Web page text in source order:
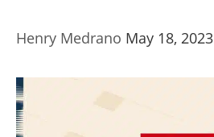
Henry Medrano May 18, 2023